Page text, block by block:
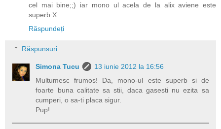
cel mai bine;;) iar mono ul acela de la alix aviene este
superb:X
Răspundeți
Răspunsuri
Simona Tucu
13 iunie 2012 la 16:56
Multumesc frumos! Da, mono-ul este superb si de
foarte buna calitate sa stii, daca gasesti nu ezita sa
cumperi, o sa-ti placa sigur.
Pup!